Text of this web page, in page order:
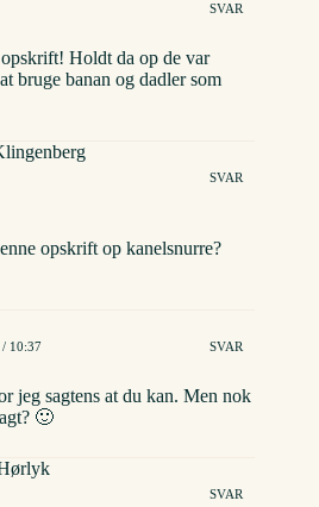
SVAR
Holdt da op de var
bruge banan og dadler som
SVAR
opskrift op kanelsnurre?
10:37 SVAR
jeg sagtens at du kan. Men nok
🙂
SVAR